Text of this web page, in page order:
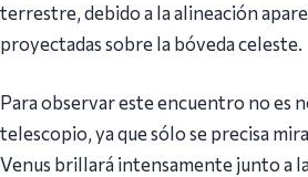
terrestre, debido a la alineación
proyectadas sobre la bóveda celeste.
Para observar este encuentro no es
telescopio, ya que sólo se precisa
Venus brillará intensamente junto a